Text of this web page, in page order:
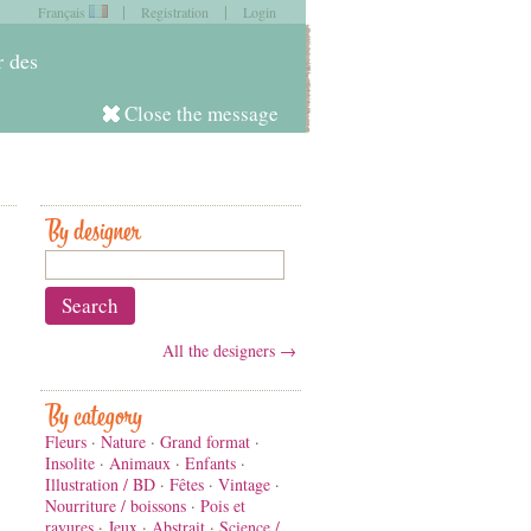
des
Close the message
Français | Registration | Login
in
Log in
By designer
All the designers →
By category
Fleurs · Nature · Grand format ·
Insolite · Animaux · Enfants ·
Illustration / BD · Fêtes · Vintage ·
Nourriture / boissons · Pois et